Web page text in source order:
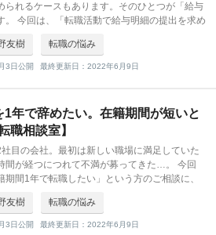
られるケースもあります。そのひとつが「給与
。 今回は、「転職活動で給与明細の提出を求め
事コンサルティングSe
友樹 転職の悩み
3日公開 最終更新日：2022年6月9日
年で辞めたい。在籍期間が短いと
職相談室】
目の会社。最初は新しい職場に満足していた
間が経つにつれて不満が募ってきた…。 今回
期間1年で転職したい」という方のご相談に、
友樹 転職の悩み
3日公開 最終更新日：2022年6月9日